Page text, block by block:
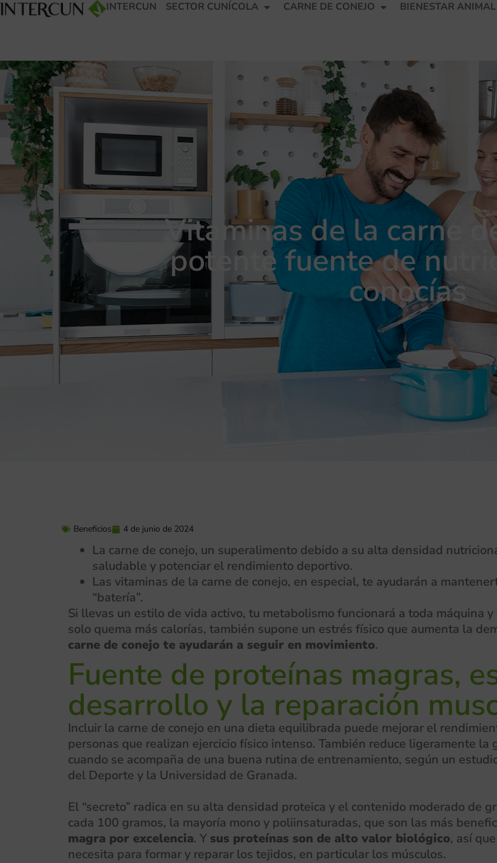
INTERCUN SECTOR CUNÍCOLA CARNE DE CONEJO BIENESTAR
Vitaminas de la carne
potente fuente de
conocías
Beneficios 4 de junio de 2024
La carne de conejo, un superalimento debido a su alta densidad
saludable y potenciar el rendimiento deportivo.
Las vitaminas de la carne de conejo, en especial, te ayudarán a
“batería”.
Si llevas un estilo de vida activo, tu metabolismo funcionará a toda máquina
solo quema más calorías, también supone un estrés físico que aumenta la
carne de conejo te ayudarán a seguir en movimiento.
Fuente de proteínas magras,
desarrollo y la reparación
Incluir la carne de conejo en una dieta equilibrada puede mejorar el
personas que realizan ejercicio físico intenso. También reduce ligeramente
cuando se acompaña de una buena rutina de entrenamiento, según un
del Deporte y la Universidad de Granada.
El “secreto” radica en su alta densidad proteica y el contenido moderado de
cada 100 gramos, la mayoría mono y poliinsaturadas, que son las más
magra por excelencia. Y sus proteínas son de alto valor biológico, así
necesita para formar y reparar los tejidos, en particular los músculos.